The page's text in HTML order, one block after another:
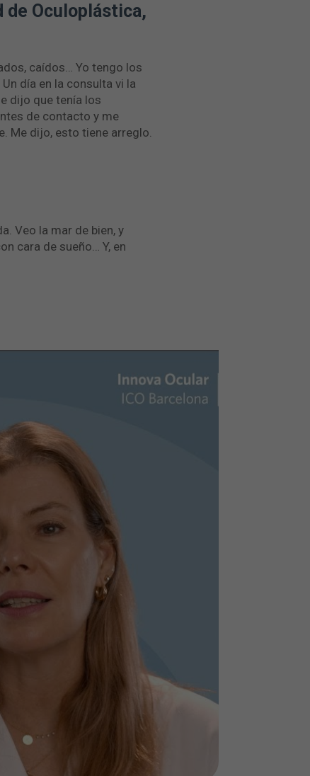
de Oculoplástica,
caídos… Yo tengo los
día en la consulta vi la
dijo que tenía los
de contacto y me
Me dijo, esto tiene arreglo.
Veo la mar de bien, y
cara de sueño… Y, en